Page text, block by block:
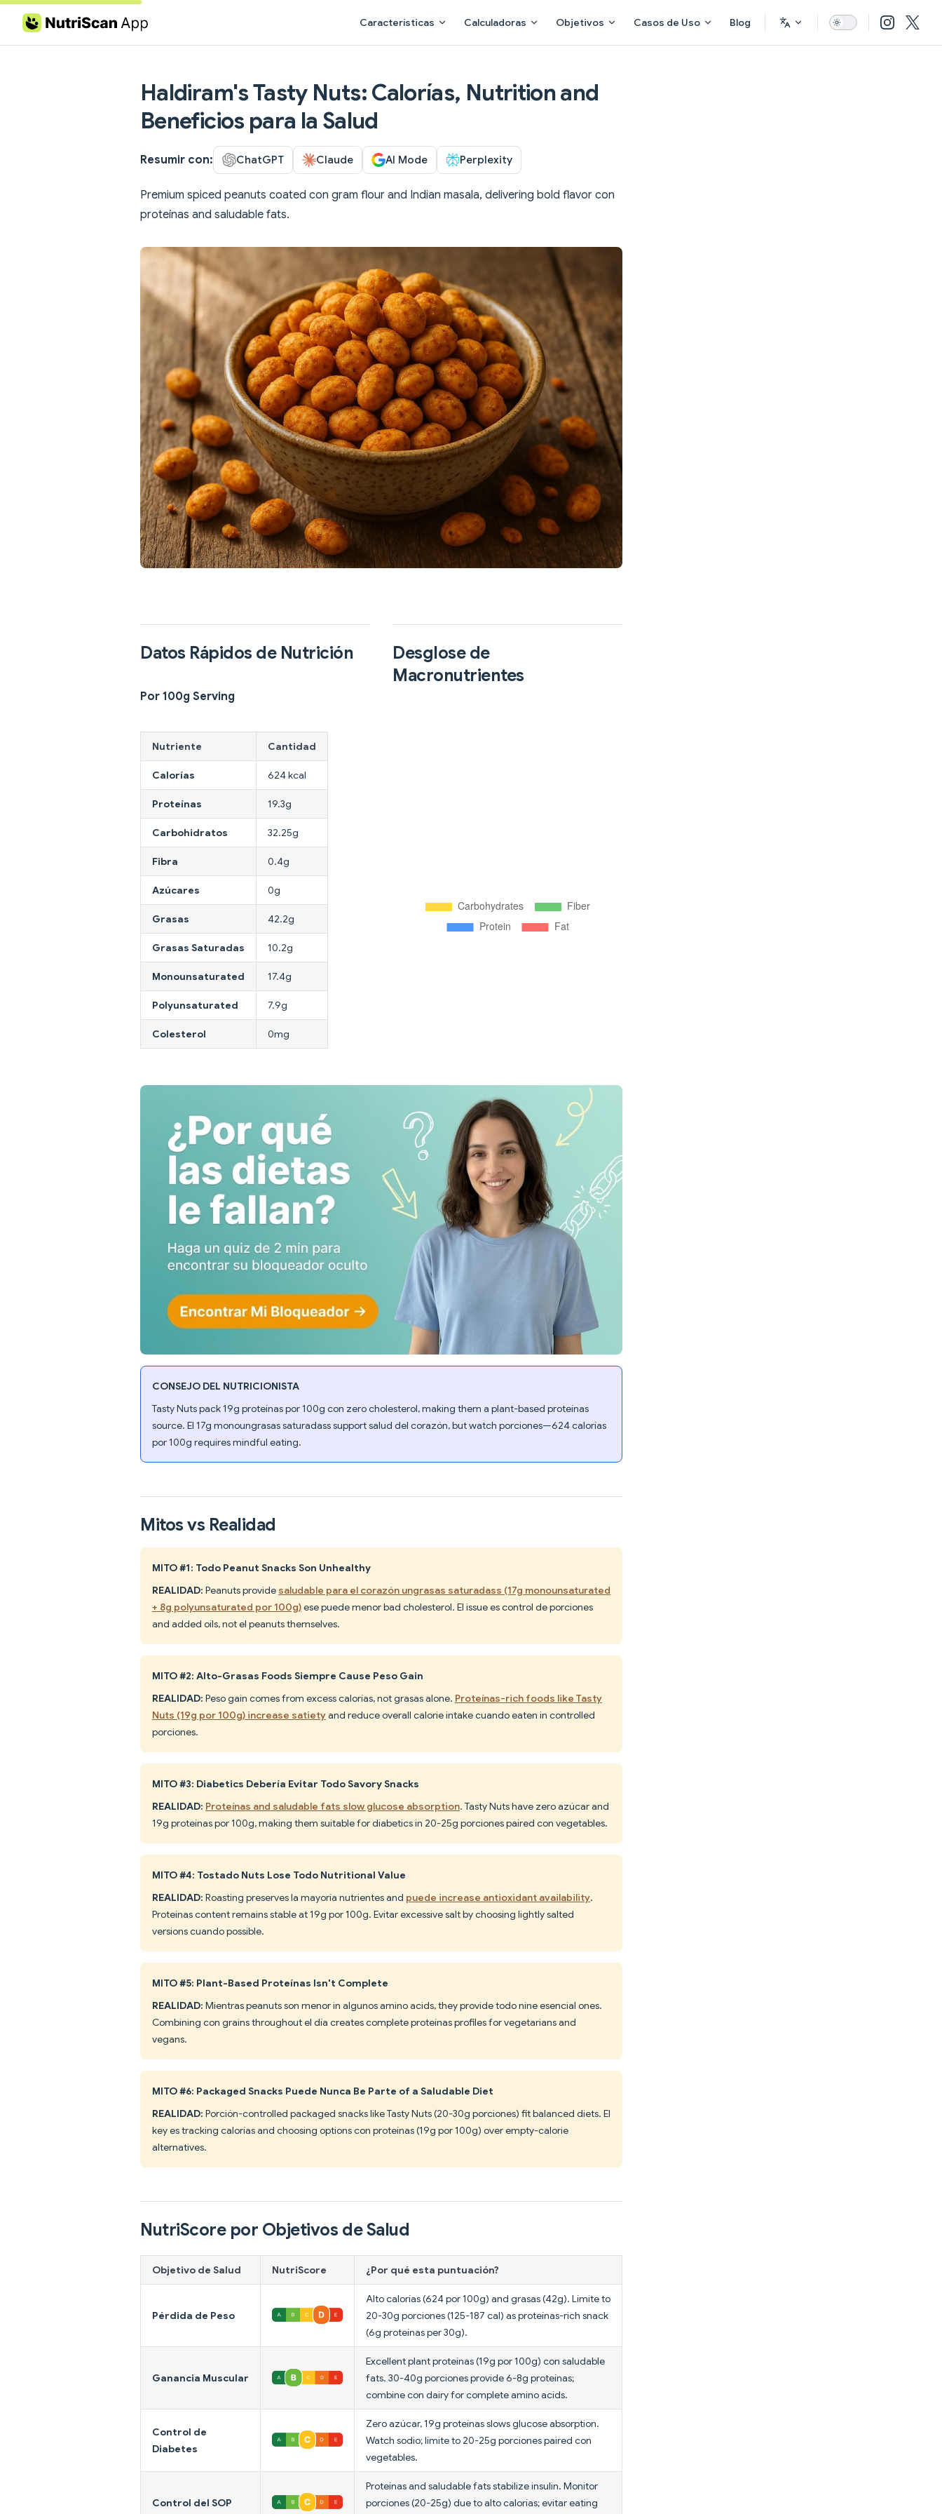
Skip to content Características Calculadoras Objetivos Casos de Uso Blog
Haldiram's Tasty Nuts: Calorías, Nutrition and
Beneficios para la Salud
Resumir con: ChatGPT Claude AI Mode Perplexity
Premium spiced peanuts coated con gram flour and Indian masala, delivering bold flavor con
proteínas and saludable fats.
Datos Rápidos de Nutrición
Por 100g Serving
Nutriente Cantidad
Calorías 624 kcal
Proteínas 19.3g
Carbohidratos 32.25g
Fibra 0.4g
Azúcares 0g
Grasas 42.2g
Grasas Saturadas 10.2g
Monounsaturated 17.4g
Polyunsaturated 7.9g
Colesterol 0mg
Desglose de
Macronutrientes
CONSEJO DEL NUTRICIONISTA
Tasty Nuts pack 19g proteínas por 100g con zero cholesterol, making them a plant-based proteínas
source. El 17g monoungrasas saturadass support salud del corazón, but watch porciones—624 calorías
por 100g requires mindful eating.
Mitos vs Realidad
MITO #1: Todo Peanut Snacks Son Unhealthy
REALIDAD: Peanuts provide saludable para el corazón ungrasas saturadass (17g monounsaturated
+ 8g polyunsaturated por 100g)ese puede menor bad cholesterol. El issue es control de porciones
and added oils, not el peanuts themselves.
MITO #2: Alto-Grasas Foods Siempre Cause Peso Gain
REALIDAD: Peso gain comes from excess calorías, not grasas alone. Proteínas-rich foods like Tasty
Nuts (19g por 100g) increase satietyand reduce overall calorie intake cuando eaten in controlled
porciones.
MITO #3: Diabetics Debería Evitar Todo Savory Snacks
REALIDAD: Proteínas and saludable fats slow glucose absorption. Tasty Nuts have zero azúcar and
19g proteínas por 100g, making them suitable for diabetics in 20-25g porciones paired con vegetables.
MITO #4: Tostado Nuts Lose Todo Nutritional Value
REALIDAD: Roasting preserves la mayoría nutrientes and puede increase antioxidant availability.
Proteínas content remains stable at 19g por 100g. Evitar excessive salt by choosing lightly salted
versions cuando possible.
MITO #5: Plant-Based Proteínas Isn't Complete
REALIDAD: Mientras peanuts son menor in algunos amino acids, they provide todo nine esencial ones.
Combining con grains throughout el día creates complete proteínas profiles for vegetarians and
vegans.
MITO #6: Packaged Snacks Puede Nunca Be Parte of a Saludable Diet
REALIDAD: Porción-controlled packaged snacks like Tasty Nuts (20-30g porciones) fit balanced diets. El
key es tracking calorías and choosing options con proteínas (19g por 100g) over empty-calorie
alternatives.
NutriScore por Objetivos de Salud
Objetivo de Salud NutriScore ¿Por qué esta puntuación?
Pérdida de Peso
Alto calorías (624 por 100g) and grasas (42g). Límite to
20-30g porciones (125-187 cal) as proteínas-rich snack
(6g proteínas per 30g).
Ganancia Muscular
Excellent plant proteínas (19g por 100g) con saludable
fats. 30-40g porciones provide 6-8g proteínas;
combine con dairy for complete amino acids.
Control de
Diabetes
Zero azúcar, 19g proteínas slows glucose absorption.
Watch sodio; límite to 20-25g porciones paired con
vegetables.
Control del SOP
Proteínas and saludable fats stabilize insulin. Monitor
porciones (20-25g) due to alto calorías; evitar eating